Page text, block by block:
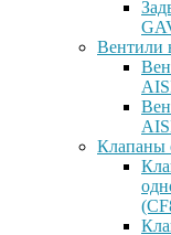
Вентили
Клапаны